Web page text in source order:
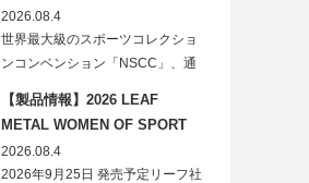
ーズのオフィシャルオークショ
ンスポンサーに！
2026.08.4
世界最大級のスポーツコレクショ
ンコンベンション「NSCC」、通
【製品情報】2026 LEAF
METAL WOMEN OF SPORT
HOBBY
2026.08.4
2026年9月25日 発売予定リーフ社